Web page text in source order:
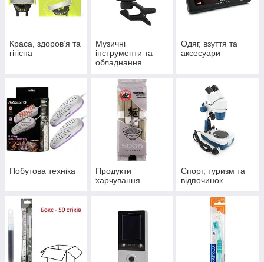
Краса, здоров’я та
гігієна
Музичні
інструменти та
обладнання
Одяг, взуття та
аксесуари
Побутова техніка
Продукти
харчування
Спорт, туризм та
відпочинок